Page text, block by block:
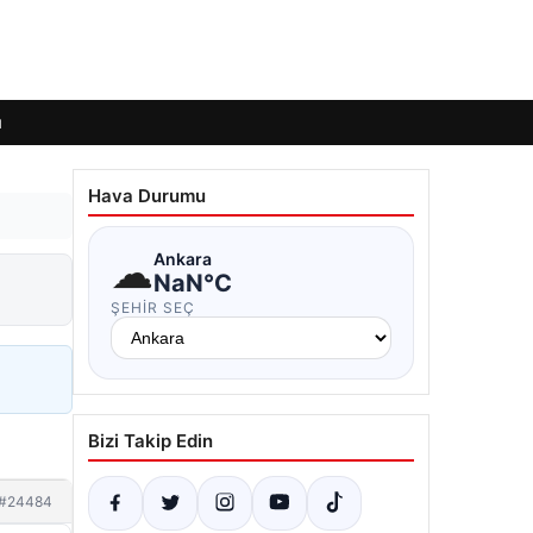
Hava Durumu
☁Ankara
NaN°C
ŞEHIR SEÇ
Bizi Takip Edin